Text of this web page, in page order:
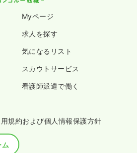
Myページ
求人を探す
気になるリスト
スカウトサービス
看護師派遣で働く
規約および個人情報保護方針